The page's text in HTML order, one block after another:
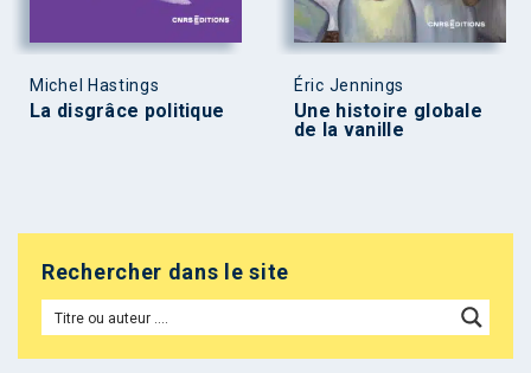
Michel Hastings
La disgrâce politique
Éric Jennings
Une histoire globale
de la vanille
Rechercher dans le site